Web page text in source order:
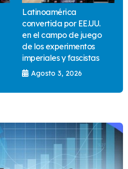
Latinoamérica
convertida por EE.UU.
en el campo de juego
de los experimentos
imperiales y fascistas
Agosto 3, 2026